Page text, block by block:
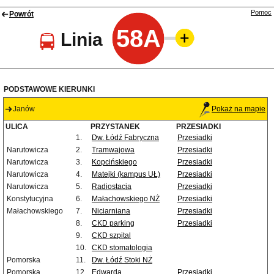
Powrót
Linia 58A
Pomoc
PODSTAWOWE KIERUNKI
Janów Pokaż na mapie
ULICA PRZYSTANEK
PRZESIADKI
1.
Dw. Łódź Fabryczna
Przesiadki
Narutowicza
2. Tramwajowa
Przesiadki
Narutowicza
3. Kopcińskiego
Przesiadki
Narutowicza
4. Matejki (kampus UŁ)
Przesiadki
Narutowicza
5. Radiostacja
Przesiadki
Konstytucyjna
6. Małachowskiego NŻ
Przesiadki
Małachowskiego
7. Niciarniana
Przesiadki
8.
CKD parking
Przesiadki
9.
CKD szpital
10.
CKD stomatologia
Pomorska
11.
Dw. Łódź Stoki NŻ
Pomorska
12. Edwarda Przesiadki